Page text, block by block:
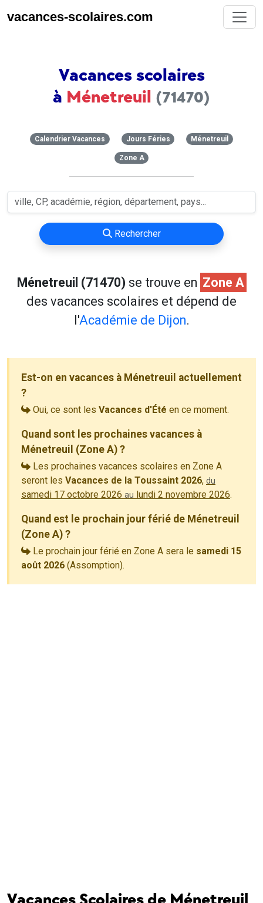
vacances-scolaires.com
Vacances scolaires
à Ménetreuil (71470)
Calendrier Vacances Jours Féries Ménetreuil
Zone A
Rechercher
Ménetreuil (71470) se trouve en Zone A
des vacances scolaires et dépend de
l'Académie de Dijon.
Est-on en vacances à Ménetreuil actuellement
?
Oui, ce sont les Vacances d'Été en ce moment.
Quand sont les prochaines vacances à
Ménetreuil (Zone A) ?
Les prochaines vacances scolaires en Zone A
seront les Vacances de la Toussaint 2026, du
samedi 17 octobre 2026 au lundi 2 novembre 2026.
Quand est le prochain jour férié de Ménetreuil
(Zone A) ?
Le prochain jour férié en Zone A sera le samedi 15
août 2026 (Assomption).